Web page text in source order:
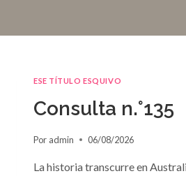
ESE TÍTULO ESQUIVO
Consulta n.°135
Por admin 06/08/2026
La historia transcurre en